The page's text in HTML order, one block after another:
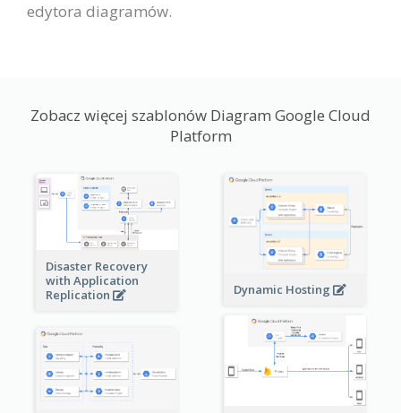
edytora diagramów.
Zobacz więcej szablonów Diagram Google Cloud
Platform
Disaster Recovery
with Application
Replication
Dynamic Hosting